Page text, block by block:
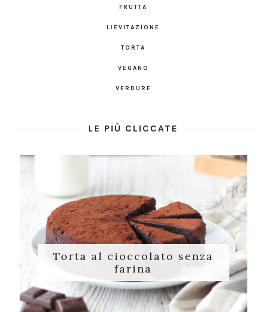
FRUTTA
LIEVITAZIONE
TORTA
VEGANO
VERDURE
LE PIÙ CLICCATE
Torta al cioccolato senza
farina